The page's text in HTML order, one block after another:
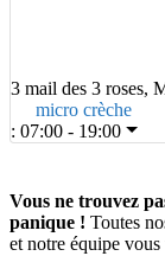
3 mail des 3 roses,
micro crèche
: 07:00 - 19:00
Vous ne trouvez
panique ! Toutes
et notre équipe